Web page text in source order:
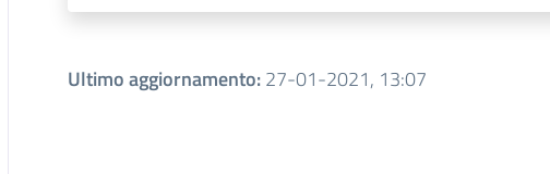
Ultimo aggiornamento:27-01-2021, 13:07